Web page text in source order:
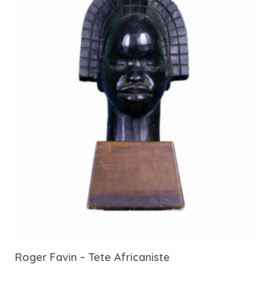
Roger Favin – Tete Africaniste